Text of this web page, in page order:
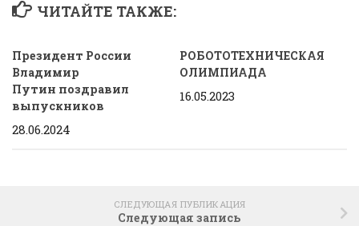
ЧИТАЙТЕ ТАКЖЕ:
Президент России
Владимир
Путин поздравил
выпускников
28.06.2024
РОБОТОТЕХНИЧЕСКАЯ
ОЛИМПИАДА
16.05.2023
СЛЕДУЮЩАЯ ПУБЛИКАЦИЯ
Следующая запись